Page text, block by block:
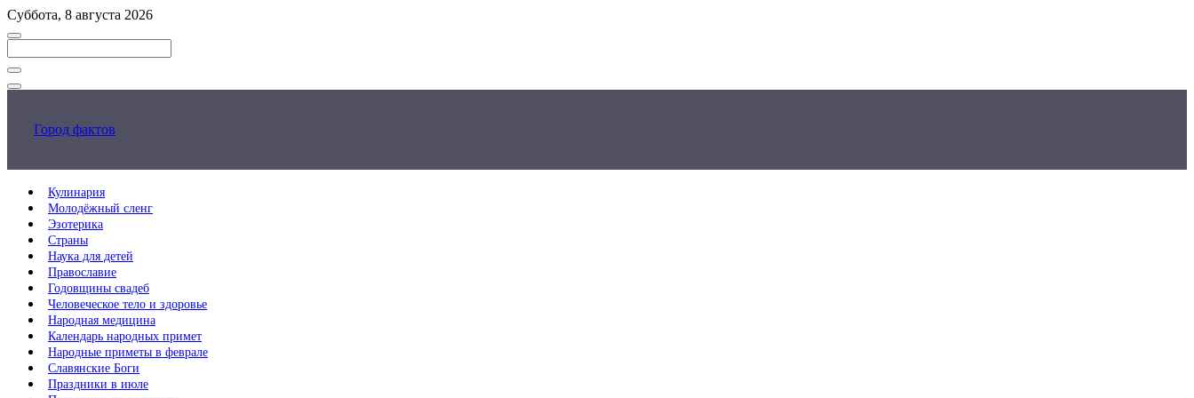
Перейти
к
контенту
Суббота, 8 августа 2026
Закрыть
Город фактов
Кулинария
Молодёжный сленг
Эзотерика
Страны
Наука для детей
Православие
Годовщины свадеб
Человеческое тело и здоровье
Народная медицина
Календарь народных примет
Народные приметы в феврале
Славянские Боги
Праздники в июле